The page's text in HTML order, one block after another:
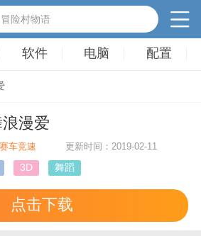
冒险村物语
软件 电脑 配置
漫爱
赛车竞速 更新时间：2019-02-11
3D 舞蹈
点击下载